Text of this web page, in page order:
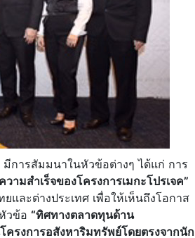
มีการสัมมนาในหัวข้อต่างๆ ได้แก่ การ
ามสำเร็จของโครงการเมกะโปรเจค”
และต่างประเทศ เพื่อให้เห็นถึงโอกาส
วข้อ “ทิศทางตลาดทุนด้าน
ครงการอสังหาริมทรัพย์โดยตรงจากนัก